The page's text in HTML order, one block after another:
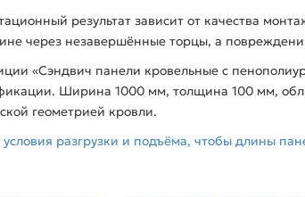
результат зависит от качества
через незавершённые торцы, а
«Сэндвич панели кровельные с
Ширина 1000 мм, толщина 100 мм,
геометрией кровли.
разгрузки и подъёма, чтобы длины